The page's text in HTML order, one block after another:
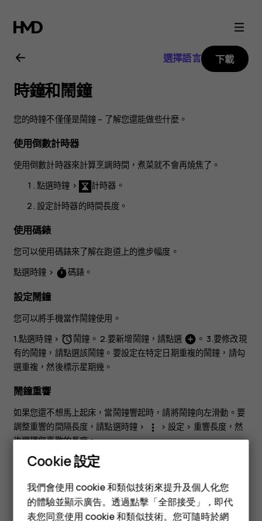
Nokia
8.1
用
戶
指
南
智慧型手機
功能型手機
選擇語言 下載
時鐘和鬧鐘
您的時鐘不僅僅是鬧鐘 – 了解您還能做些什麼。
使用倒數計時器
使用倒數計時器來計算烹調時間，煮菜就不會再燒焦了。
點選時鐘 > 計時器 。
設定計時器的時間長度。
使用碼錶
您可以使用碼錶來了解在跑道上的進步幅度。
點選時鐘 > timer碼錶 。
設定鬧鐘
您可以將手機當作鬧鐘使用。
1.點選時鐘> access_alarm 鬧鐘 。 2.要新增鬧鐘，請點選 add_circle 。 3.要修改現
有的鬧鐘，請點選該鬧鐘。要設定在特定日期重複的鬧鐘，請勾
選重複 ，然後標示星期幾。
鬧鐘重響
如果您還不想馬上起床，當鬧鐘響起時，請將鬧鐘向左滑動。要
調整重響的間隔長度，請點選時鐘 > more_vert > 設定 > 重響長度 ，然
後選擇您喜歡的長度。
關閉鬧鐘
當鬧鐘響起時，請將鬧鐘向右滑動。
刪除鬧鐘
Cookie 設定
我們會使用 cookie 和類似技術來提升及個人化您
的體驗並顯示廣告。透過點擊「全部接受」，即代
表您同意使用 cookie 和類似技術。您可隨時於網